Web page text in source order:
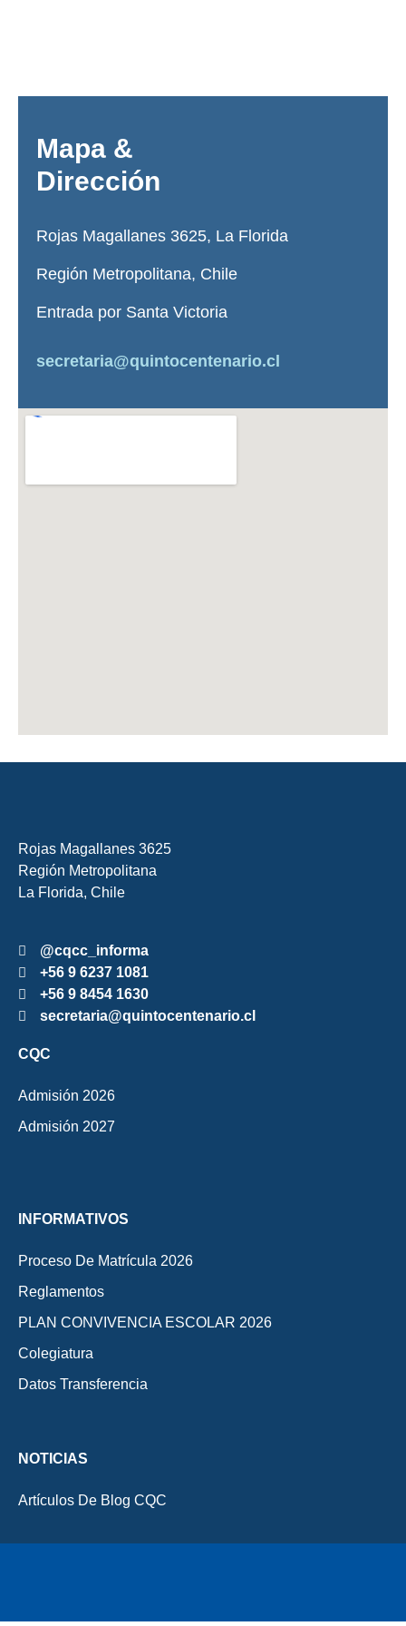
Mapa &
Dirección
Rojas Magallanes 3625, La Florida
Región Metropolitana, Chile
Entrada por Santa Victoria
secretaria@quintocentenario.cl
Rojas Magallanes 3625
Región Metropolitana
La Florida, Chile
@cqcc_informa
+56 9 6237 1081
+56 9 8454 1630
secretaria@quintocentenario.cl
CQC
Admisión 2026
Admisión 2027
INFORMATIVOS
Proceso De Matrícula 2026
Reglamentos
PLAN CONVIVENCIA ESCOLAR 2026
Colegiatura
Datos Transferencia
NOTICIAS
Artículos De Blog CQC